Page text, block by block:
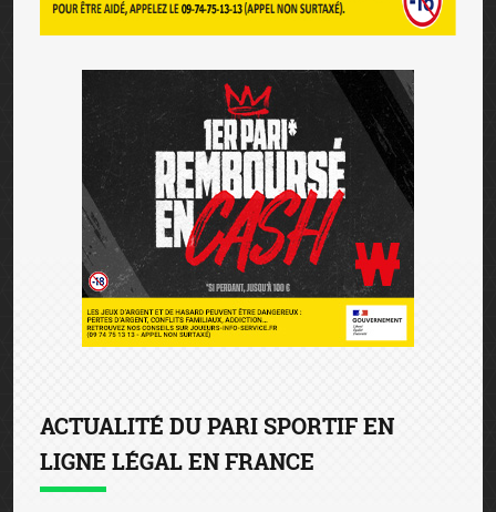
ACTUALITÉ DU PARI SPORTIF EN
LIGNE LÉGAL EN FRANCE